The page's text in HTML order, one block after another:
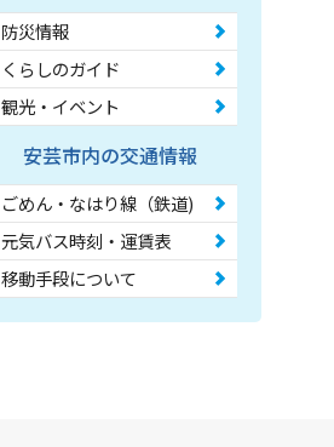
防災情報
くらしのガイド
観光・イベント
安芸市内の交通情報
ごめん・なはり線（鉄道)
元気バス時刻・運賃表
移動手段について